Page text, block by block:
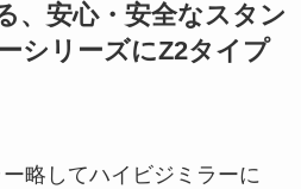
、安心・安全なスタン
シリーズにZ2タイプ
略してハイビジミラーに